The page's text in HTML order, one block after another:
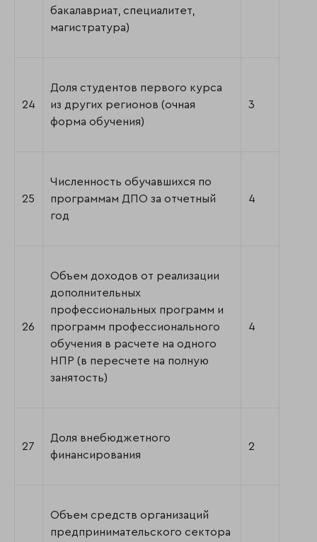
бакалавриат, специалитет,
магистратура)
24
Доля студентов первого курса
из других регионов (очная
форма обучения)
3
25
Численность обучавшихся по
программам ДПО за отчетный
год
4
26
Объем доходов от реализации
дополнительных
профессиональных программ и
программ профессионального
обучения в расчете на одного
НПР (в пересчете на полную
занятость)
4
27
Доля внебюджетного
финансирования
2
Объем средств организаций
предпринимательского сектора